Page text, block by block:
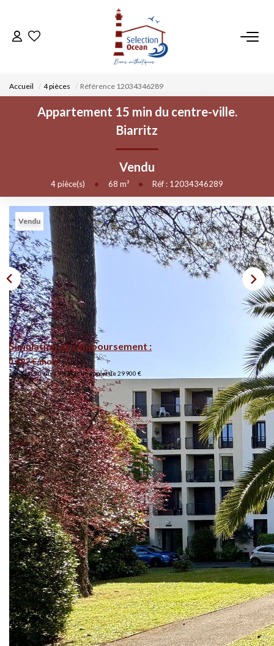
ACCUEIL
NOS BIENS
VENDRE UN BIEN
DÉPOSEZ VOTRE RECHERCHE
NOUS REJOINDRE
CONTACT
Accueil 4 pièces Référence 12034346289
Appartement 15 min du centre-ville.
Biarritz
Vendu
4pièce(s) • 68 m² • Réf : 12034346289
Vendu
Simulation de remboursement :
1 492 €/mois
pendant 20 ans à 3% avec un apport de 29 900 €
Description
Réf : 12034346289
En exlusivité, quartier Parc d'Hiver !
Dans un quartier privilégié, proches commerces, écoles et
des transports.
Résidence au calme avec un grand espace vert pouvant
profiter aux enfants pour gambader en toute sécurité.
Au 1er étage (sans ascenseur) d'un immeuble bien
entretenu,
T4 se composant d'un sas d'entrée avec placards, d'un
séjour avec cuisine séparée, le tout rejoint par un beau
balcon avec double accès.